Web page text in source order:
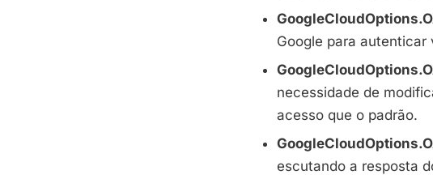
GoogleCloudOptions
Google para autenticar
GoogleCloudOptions
necessidade de
acesso que o padrão.
GoogleCloudOptions
escutando a resposta